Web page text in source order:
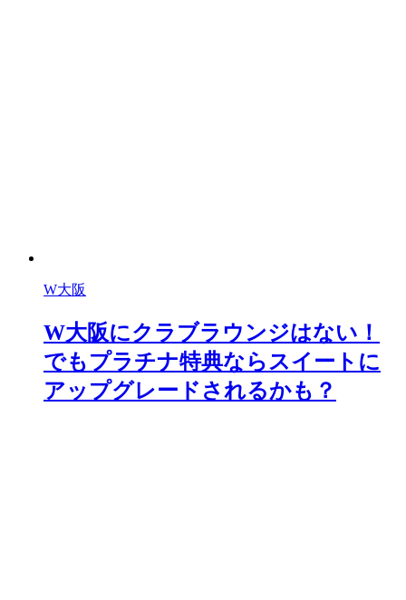
W大阪
W大阪にクラブラウンジはない！
でもプラチナ特典ならスイートに
アップグレードされるかも？